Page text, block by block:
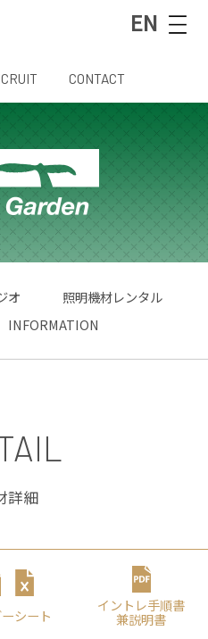
EN
CONTACT
オ
照明機材レンタル
INFORMATION
詳細
シート
イントレ⼿順書
兼説明書